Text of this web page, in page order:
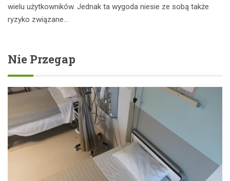
wielu użytkowników. Jednak ta wygoda niesie ze sobą także
ryzyko związane…
Nie Przegap